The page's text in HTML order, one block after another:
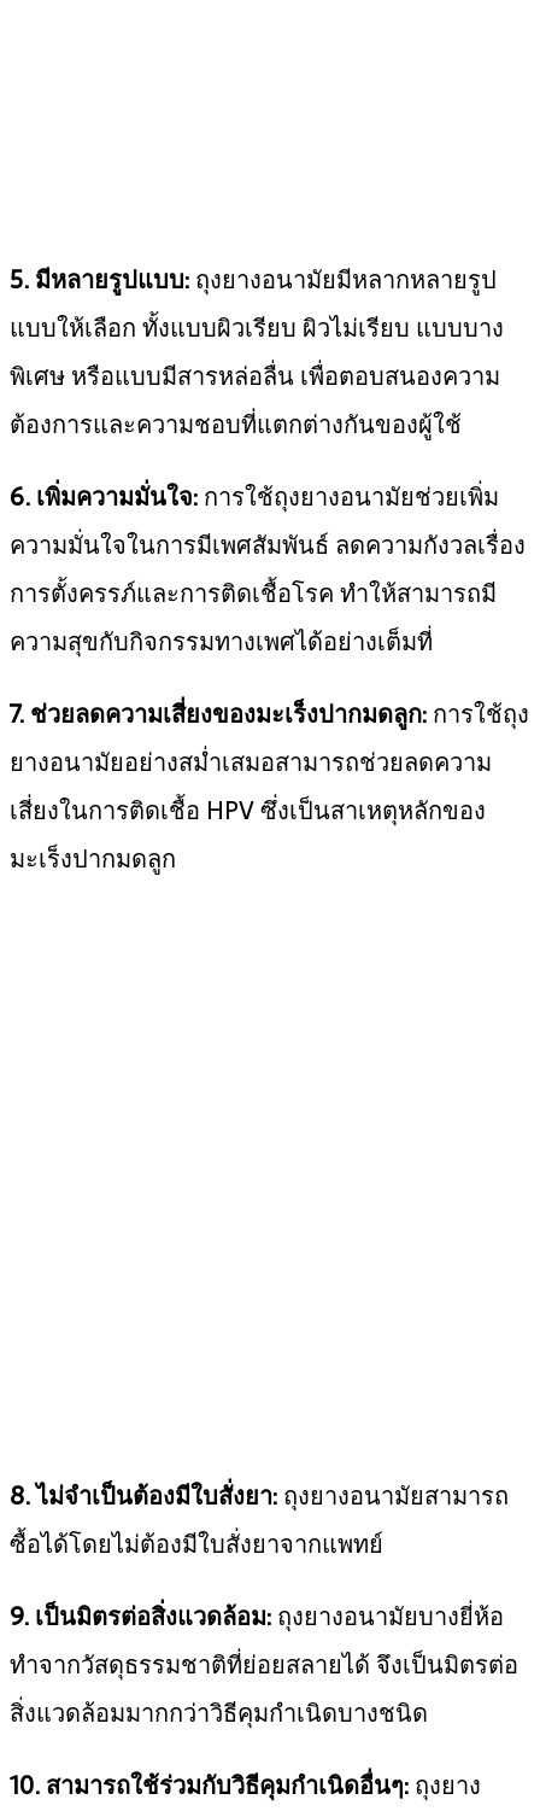
5. มีหลายรูปแบบ:ถุงยางอนามัยมีหลากหลายรูป
แบบให้เลือก ทั้งแบบผิวเรียบ ผิวไม่เรียบ แบบบาง
พิเศษ หรือแบบมีสารหล่อลื่น เพื่อตอบสนองความ
ต้องการและความชอบที่แตกต่างกันของผู้ใช้
6. เพิ่มความมั่นใจ:การใช้ถุงยางอนามัยช่วยเพิ่ม
ความมั่นใจในการมีเพศสัมพันธ์ ลดความกังวลเรื่อง
การตั้งครรภ์และการติดเชื้อโรค ทำให้สามารถมี
ความสุขกับกิจกรรมทางเพศได้อย่างเต็มที่
7. ช่วยลดความเสี่ยงของมะเร็งปากมดลูก:การใช้ถุง
ยางอนามัยอย่างสม่ำเสมอสามารถช่วยลดความ
เสี่ยงในการติดเชื้อ HPV ซึ่งเป็นสาเหตุหลักของ
มะเร็งปากมดลูก
8. ไม่จำเป็นต้องมีใบสั่งยา:ถุงยางอนามัยสามารถ
ซื้อได้โดยไม่ต้องมีใบสั่งยาจากแพทย์
9. เป็นมิตรต่อสิ่งแวดล้อม:ถุงยางอนามัยบางยี่ห้อ
ทำจากวัสดุธรรมชาติที่ย่อยสลายได้ จึงเป็นมิตรต่อ
สิ่งแวดล้อมมากกว่าวิธีคุมกำเนิดบางชนิด
10. สามารถใช้ร่วมกับวิธีคุมกำเนิดอื่นๆ:ถุงยาง